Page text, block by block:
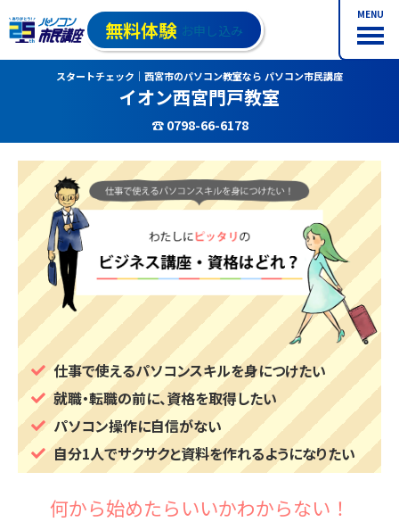
MENU
無料体験 お申し込み
スタートチェック｜西宮市のパソコン教室なら パソコン市民講座
イオン西宮門戸教室
☎ 0798-66-6178
仕事で使えるパソコンスキルを身につけたい
就職・転職の前に、資格を取得したい
パソコン操作に自信がない
自分1人でサクサクと資料を作れるようになりたい
何から始めたらいいかわからない！